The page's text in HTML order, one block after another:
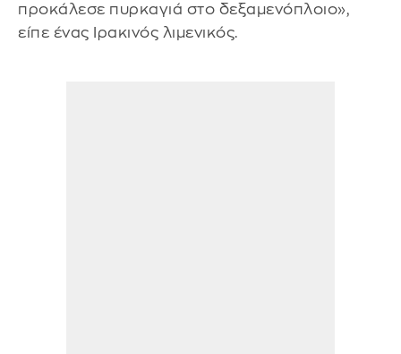
προκάλεσε πυρκαγιά στο δεξαμενόπλοιο»,
είπε ένας Ιρακινός λιμενικός.